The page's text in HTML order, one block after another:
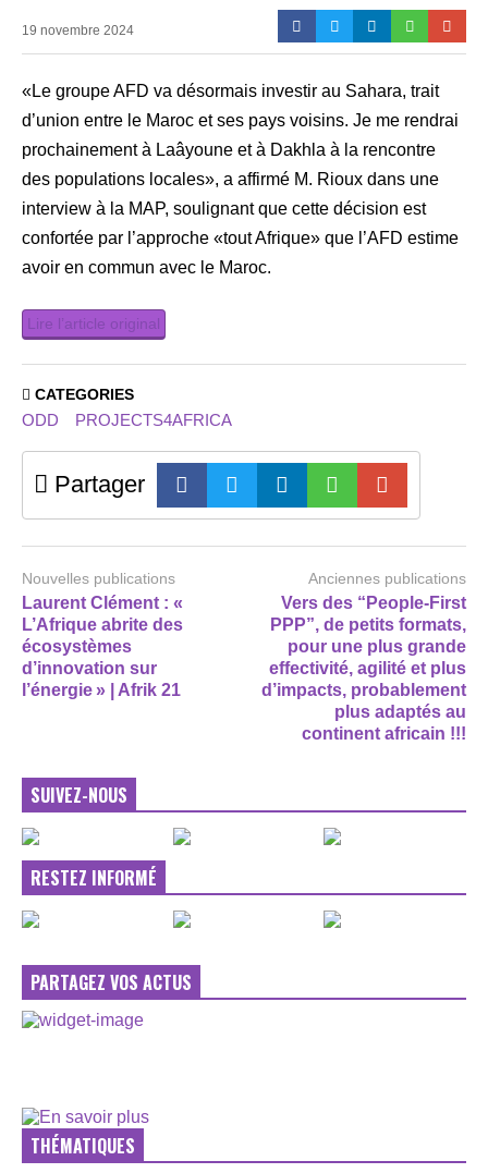
19 novembre 2024
«Le groupe AFD va désormais investir au Sahara, trait
d’union entre le Maroc et ses pays voisins. Je me rendrai
prochainement à Laâyoune et à Dakhla à la rencontre
des populations locales», a affirmé M. Rioux dans une
interview à la MAP, soulignant que cette décision est
confortée par l’approche «tout Afrique» que l’AFD estime
avoir en commun avec le Maroc.
Lire l’article original
CATEGORIES
ODD PROJECTS4AFRICA
Partager
Nouvelles publications
Laurent Clément : «
L’Afrique abrite des
écosystèmes
d’innovation sur
l’énergie » | Afrik 21
Anciennes publications
Vers des “People-First
PPP”, de petits formats,
pour une plus grande
effectivité, agilité et plus
d’impacts, probablement
plus adaptés au
continent africain !!!
SUIVEZ-NOUS
RESTEZ INFORMÉ
PARTAGEZ VOS ACTUS
THÉMATIQUES